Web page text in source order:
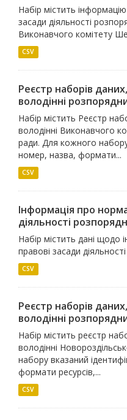
Набір містить
засади діяльності
Виконавчого комітету
CSV
Реєстр наборів
володінні
Набір містить Реєстр
володінні Виконавчого
ради. Для кожного набору
номер, назва, формати...
CSV
Інформація про
діяльності
Набір містить дані щодо
правові засади
CSV
Реєстр наборів
володінні
Набір містить реєстр
володінні
набору вказаний
формати ресурсів,...
CSV